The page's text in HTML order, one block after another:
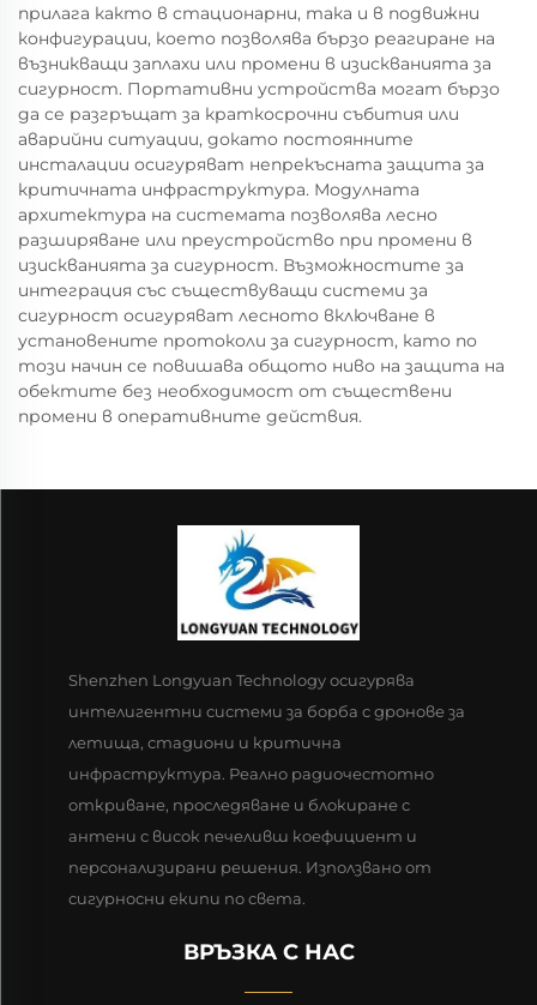
прилага както в стационарни, така и в подвижни
конфигурации, което позволява бързо реагиране на
възникващи заплахи или промени в изискванията за
сигурност. Портативни устройства могат бързо
да се разгръщат за краткосрочни събития или
аварийни ситуации, докато постоянните
инсталации осигуряват непрекъсната защита за
критичната инфраструктура. Модулната
архитектура на системата позволява лесно
разширяване или преустройство при промени в
изискванията за сигурност. Възможностите за
интеграция със съществуващи системи за
сигурност осигуряват лесното включване в
установените протоколи за сигурност, като по
този начин се повишава общото ниво на защита на
обектите без необходимост от съществени
промени в оперативните действия.
Shenzhen Longyuan Technology осигурява
интелигентни системи за борба с дронове за
летища, стадиони и критична
инфраструктура. Реално радиочестотно
откриване, проследяване и блокиране с
антени с висок печеливш коефициент и
персонализирани решения. Използвано от
сигурносни екипи по света.
ВРЪЗКА С НАС